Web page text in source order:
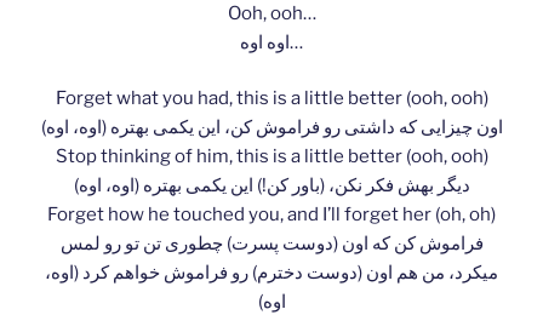
Ooh, ooh…
اوه اوه…
Forget what you had, this is a little better (ooh, ooh)
اون چیزایی که داشتی رو فراموش کن، این یکمی بهتره (اوه، اوه)
Stop thinking of him, this is a little better (ooh, ooh)
دیگر بهش فکر نکن، (باور کن!) این یکمی بهتره (اوه، اوه)
Forget how he touched you, and I’ll forget her (oh, oh)
فراموش کن که اون (دوست پسرت) چطوری تن تو رو لمس
میکرد، من هم اون (دوست دخترم) رو فراموش خواهم کرد (اوه،
اوه)